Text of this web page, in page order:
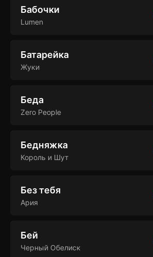
Бабочки
Lumen
Батарейка
Жуки
Беда
Zero People
Бедняжка
Король и Шут
Без тебя
Ария
Бей
Черный Обелиск